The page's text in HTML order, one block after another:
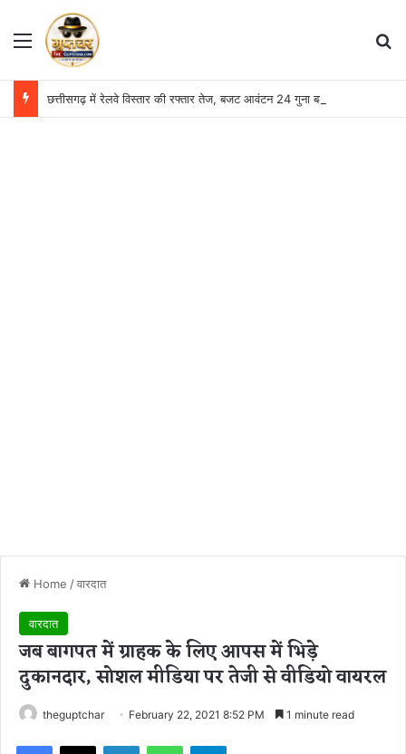
Menu
Home /वारदात
वारदात
जब बागपत में ग्राहक के लिए आपस में भिड़े
दुकानदार, सोशल मीडिया पर तेजी से वीडियो वायरल
theguptchar February 22, 2021 8:52 PM 1 minute read